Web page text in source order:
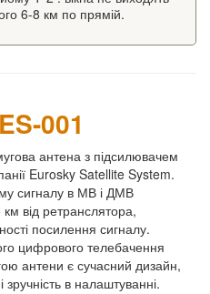
6-8 км по прямій.
001
антена з підсилювачем
Eurosky Satellite System.
сигналу в МВ і ДМВ
від ретранслятора,
посилення сигналу.
цифрового телебачення
антени є сучасний дизайн,
в налаштуванні.